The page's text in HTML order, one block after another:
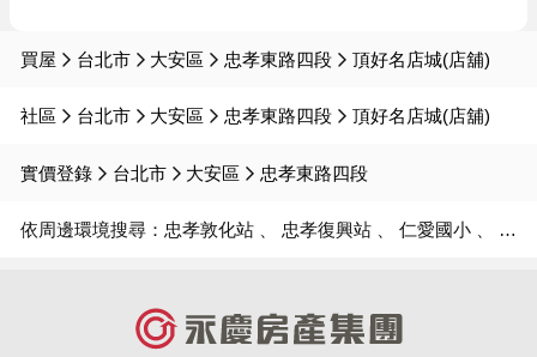
買屋 台北市 大安區 忠孝東路四段 頂好名店城(店舖)
社區 台北市 大安區 忠孝東路四段 頂好名店城(店舖)
實價登錄 台北市 大安區 忠孝東路四段
依周邊環境搜尋： 忠孝敦化站 忠孝復興站 仁愛國小